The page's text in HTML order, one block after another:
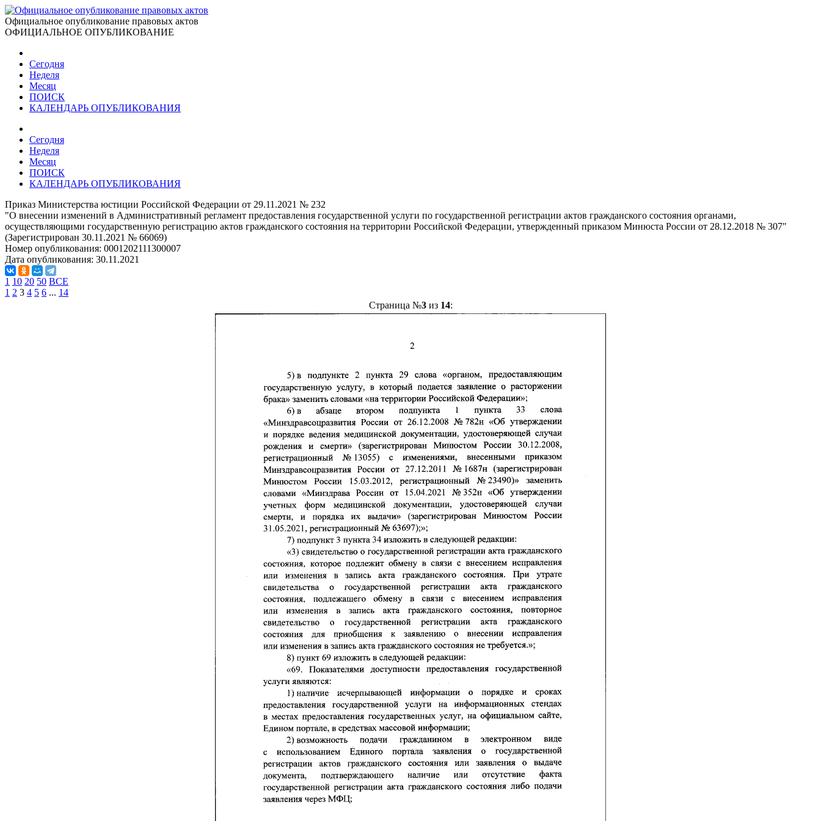
Официальное опубликование правовых актов
ОФИЦИАЛЬНОЕ ОПУБЛИКОВАНИЕ
Сегодня
Неделя
Месяц
ПОИСК
КАЛЕНДАРЬ ОПУБЛИКОВАНИЯ
Сегодня
Неделя
Месяц
ПОИСК
КАЛЕНДАРЬ ОПУБЛИКОВАНИЯ
Приказ Министерства юстиции Российской Федерации от 29.11.2021 № 232
"О внесении изменений в Административный регламент предоставления государственной услуги по государственной регистрации актов гражданского состояния органами,
осуществляющими государственную регистрацию актов гражданского состояния на территории Российской Федерации, утвержденный приказом Минюста России от 28.12.2018 № 307"
(Зарегистрирован 30.11.2021 № 66069)
Номер опубликования: 0001202111300007
Дата опубликования: 30.11.2021
1 10 20 50 ВСЕ
1 2 3 4 5 6 ... 14
Страница №3из 14: